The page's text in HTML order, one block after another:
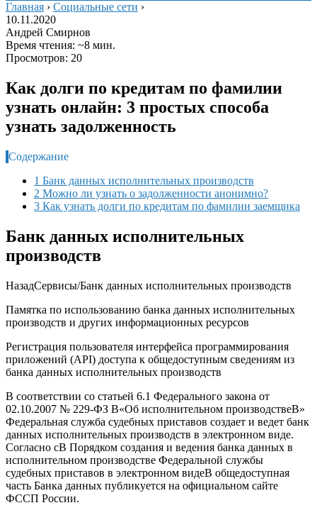
Главная › Социальные сети ›
10.11.2020
Андрей Смирнов
Время чтения: ~8 мин.
Просмотров: 20
Как долги по кредитам по фамилии
узнать онлайн: 3 простых способа
узнать задолженность
Содержание
1 Банк данных исполнительных производств
2 Можно ли узнать о задолженности анонимно?
3 Как узнать долги по кредитам по фамилии заемщика
Банк данных исполнительных
производств
НазадСервисы/Банк данных исполнительных производств
Памятка по использованию банка данных исполнительных
производств и других информационных ресурсов
Регистрация пользователя интерфейса программирования
приложений (API) доступа к общедоступным сведениям из
банка данных исполнительных производств
В соответствии со статьей 6.1 Федерального закона от
02.10.2007 № 229-ФЗ В«Об исполнительном производствеВ»
Федеральная служба судебных приставов создает и ведет банк
данных исполнительных производств в электронном виде.
Согласно сВ Порядком создания и ведения банка данных в
исполнительном производстве Федеральной службы
судебных приставов в электронном видеВ общедоступная
часть Банка данных публикуется на официальном сайте
ФССП России.